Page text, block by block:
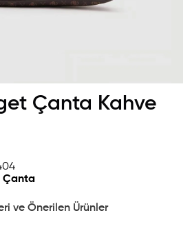
Çanta Kahve
Çanta
ve Önerilen Ürünler